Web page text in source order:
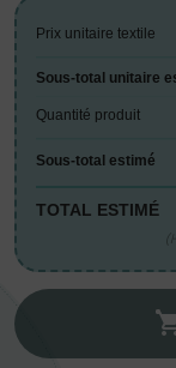
Prix unitaire textile
Sous-total unitaire
Quantité produit
Sous-total estimé
TOTAL ESTIMÉ